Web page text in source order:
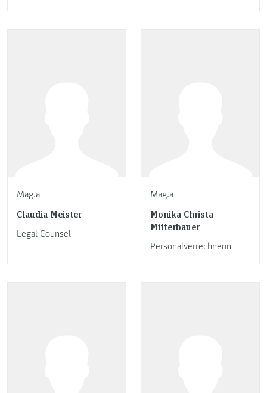
Mag.a
Claudia Meister
Legal Counsel
Mag.a
Monika Christa
Mitterbauer
Personalverrechnerin